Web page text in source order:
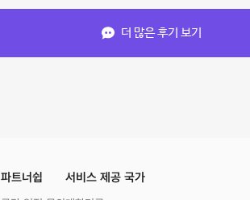
더 많은 후기 보기
파트너쉽 서비스 제공 국가